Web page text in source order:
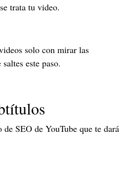
trata tu video.
solo con mirar las
este paso.
SEO de YouTube que te dará